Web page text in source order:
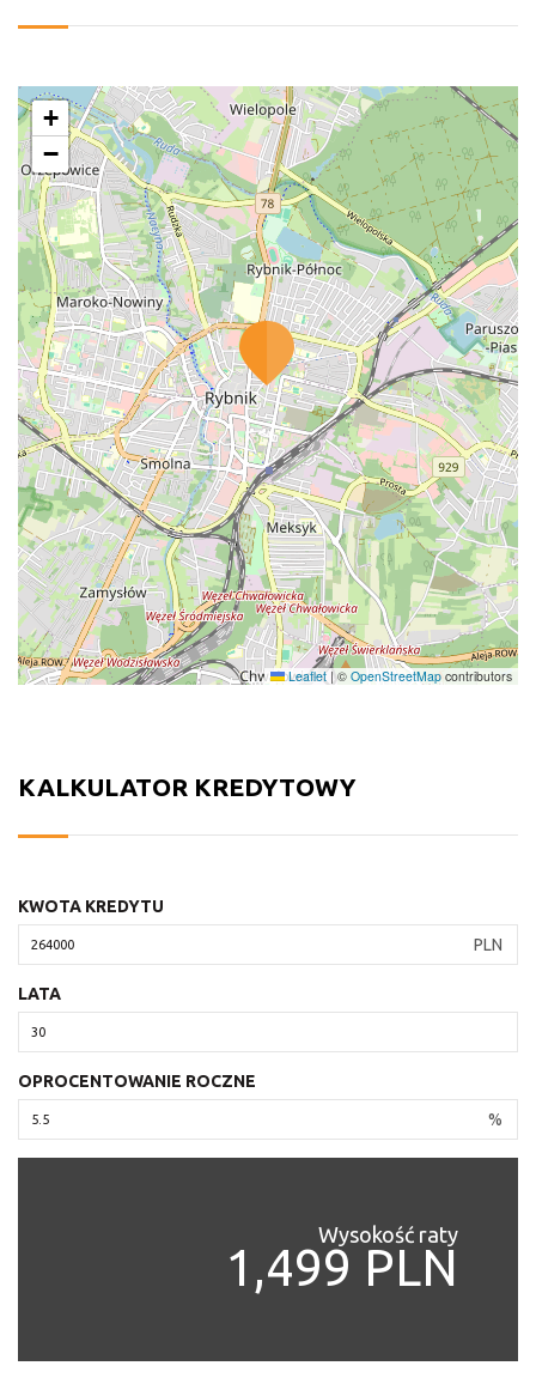
+
−
Leaflet | © OpenStreetMap contributors
KALKULATOR KREDYTOWY
KWOTA KREDYTU
PLN
LATA
OPROCENTOWANIE ROCZNE
%
Wysokość raty
1,499 PLN